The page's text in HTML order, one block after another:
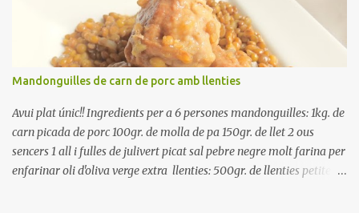
el pebrot, la ceba, (escorreguda), les olives i la tonyina esmicolada.
Amaniu amb sal i oli... bon profit!!
Mandonguilles de carn de porc amb llenties
Avui plat únic!! Ingredients per a 6 persones mandonguilles: 1kg. de
carn picada de porc 100gr. de molla de pa 150gr. de llet 2 ous
sencers 1 all i fulles de julivert picat sal pebre negre molt farina per
enfarinar oli d'oliva verge extra llenties: 500gr. de llenties petites